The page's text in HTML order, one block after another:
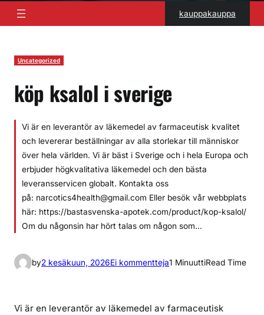
kauppakauppa
Uncategorized
köp ksalol i sverige
Vi är en leverantör av läkemedel av farmaceutisk kvalitet
och levererar beställningar av alla storlekar till människor
över hela världen. Vi är bäst i Sverige och i hela Europa och
erbjuder högkvalitativa läkemedel och den bästa
leveransservicen globalt. Kontakta oss
på: narcotics4health@gmail.com Eller besök vår webbplats
här: https://bastasvenska-apotek.com/product/kop-ksalol/
Om du någonsin har hört talas om någon som…
by2 kesäkuun, 2026Ei kommenttejaa
i
1 MinuuttiRead Time
Vi är en leverantör av läkemedel av farmaceutisk